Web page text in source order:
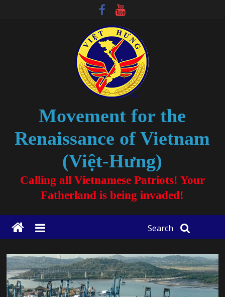
Movement for the
Renaissance of Vietnam
(Việt-Hưng)
Calling all Vietnamese Patriots! Your
Fatherland is being invaded!
Search